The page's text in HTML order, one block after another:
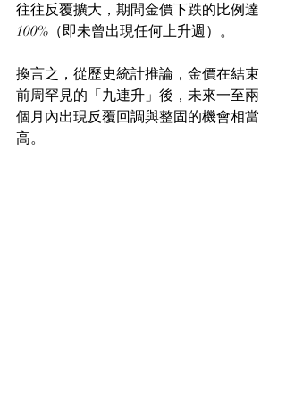
往往反覆擴大，期間金價下跌的比例達
100%（即未曾出現任何上升週）。
換言之，從歷史統計推論，金價在結束
前周罕見的「九連升」後，未來一至兩
個月內出現反覆回調與整固的機會相當
高。